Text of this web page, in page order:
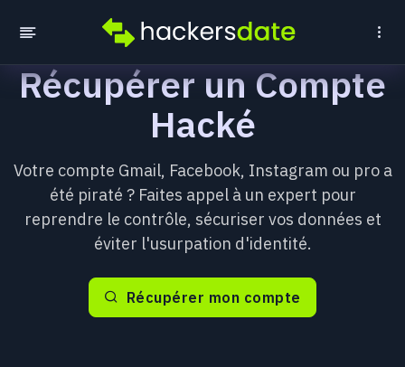
Récupérer un Compte
Hacké
Votre compte Gmail, Facebook, Instagram ou pro a
été piraté ? Faites appel à un expert pour
reprendre le contrôle, sécuriser vos données et
éviter l'usurpation d'identité.
Récupérer mon compte